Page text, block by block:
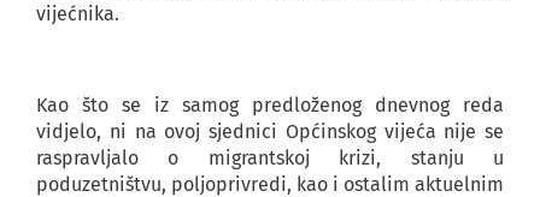
vijećnika.
Kao što se iz samog predloženog dnevnog reda
vidjelo, ni na ovoj sjednici Općinskog vijeća nije se
raspravljalo o migrantskoj krizi, stanju u
poduzetništvu, poljoprivredi, kao i ostalim aktuelnim